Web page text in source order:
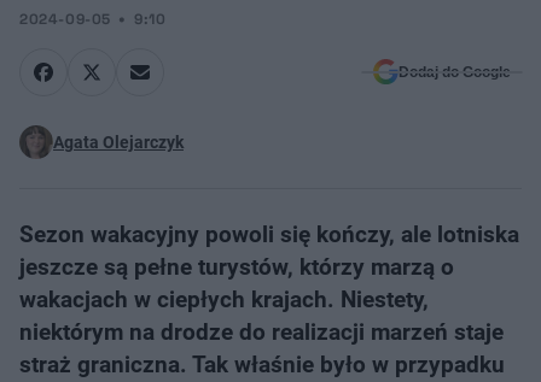
2024-09-05 9:10
Dodaj do Google
Agata Olejarczyk
Sezon wakacyjny powoli się kończy, ale lotniska
jeszcze są pełne turystów, którzy marzą o
wakacjach w ciepłych krajach. Niestety,
niektórym na drodze do realizacji marzeń staje
straż graniczna. Tak właśnie było w przypadku